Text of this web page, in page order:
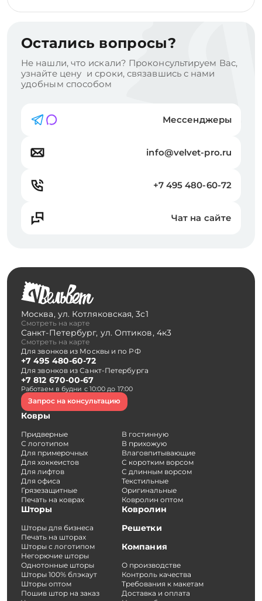
Остались вопросы?
Не нашли, что искали? Проконсультируем Вас,
узнайте цену и сроки, связавшись с нами
удобным способом
Мессенджеры
info@velvet-pro.ru
+7 495 480-60-72
Чат на сайте
Москва, ул. Котляковская, 3с1
Смотреть на карте
Санкт-Петербург, ул. Оптиков, 4к3
Смотреть на карте
Для звонков из Москвы и по РФ
+7 495 480-60-72
Для звонков из Санкт-Петербурга
+7 812 670-00-67
Работаем в будни с 10:00 до 17:00
Запрос на консультацию
Ковры
Придверные
С логотипом
Для примерочных
Для хоккеистов
Для лифтов
Для офиса
Грязезащитные
Печать на коврах
В гостинную
В прихожую
Влаговпитывающие
С коротким ворсом
С длинным ворсом
Текстильные
Оригинальные
Ковролин оптом
Шторы
Шторы для бизнеса
Печать на шторах
Шторы с логотипом
Негорючие шторы
Однотонные шторы
Шторы 100% блэкаут
Шторы оптом
Пошив штор на заказ
Ковролин
Решетки
Компания
О производстве
Контроль качества
Требования к макетам
Доставка и оплата